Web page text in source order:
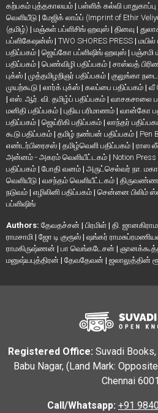
கற்பகம் புத்தகாலயம் | பள்ளிக் கல்வி
வெளியீடு | மேஜிக் லாம்ப் (Imprint of Ethir
(தமிழ்) | மஞ்சுள் பப்ளிசிங் ஹவுஸ் | தினவு |
பப்ளிகேஷன்ஸ் | TWO SHORES PRESS | மயில்
பதிப்பகம் | ஜெய்கோ பப்ளிஷிங் ஹவுஸ் | பஞ்சமி
பதிப்பகம் | பெண்விழி பதிப்பகம் | சாஸ்வத்
புக்ஸ் | முத்தமிழறிஞர் பதிப்பகம் | குலுங்கா
முயற்கூடு | லார்க் புக்ஸ் | கலப்பை பதிப்பகம் | வீ
| எஸ். ஆர். வி. தமிழ்ப் பதிப்பகம் | வாசகசாலை
மனிதி பதிப்பகம் | புதிய பரிமாணம் | வான்கோ
பதிப்பகம் | ஜெய்ரிகி பதிப்பகம் | லாந்தர்
கூடு பதிப்பகம் | தமிழ் நண்பன் பதிப்பகம் | Pen
எண்டர்பிரைசஸ் | தமிழ்வெளி பதிப்பகம் | ராஸ
அன்னம் - அகரம் வெளியீட்டகம் | Notion Press
பதிப்பகம் | போதி வனம் | அருட்செல்வர் நா.
வெளியீடு | வசந்தம் வெளியீட்டகம் |
நடுவம் | எழிலினி பதிப்பகம் | சென்னை பிலிம்
பப்ளிஷிங்
Authors: தேவதச்சன் | பிரமிள் | தி.
ராமசாமி | ஜோ டி குரூஸ் | ஷங்கர்
ராமகிருஷ்ணன் | பா வெங்கடேசன் |
மனுஷ்யபுத்திரன் | தேவதேவன் | ஜலாலுத்தின்
Registered Office: Suvadi
Babu Nagar, (Land Mark:
Chennai
Call/Whatsapp: +91